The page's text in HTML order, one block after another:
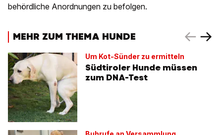
behördliche Anordnungen zu befolgen.
MEHR ZUM THEMA HUNDE
Um Kot-Sünder zu ermitteln
Südtiroler Hunde müssen
zum DNA-Test